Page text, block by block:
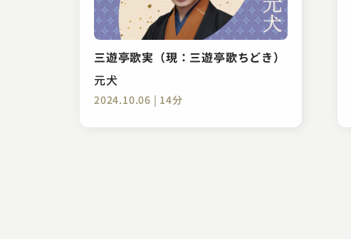
三遊亭歌実（現：三遊亭歌ちどき）
元犬
2024.10.06 | 14分